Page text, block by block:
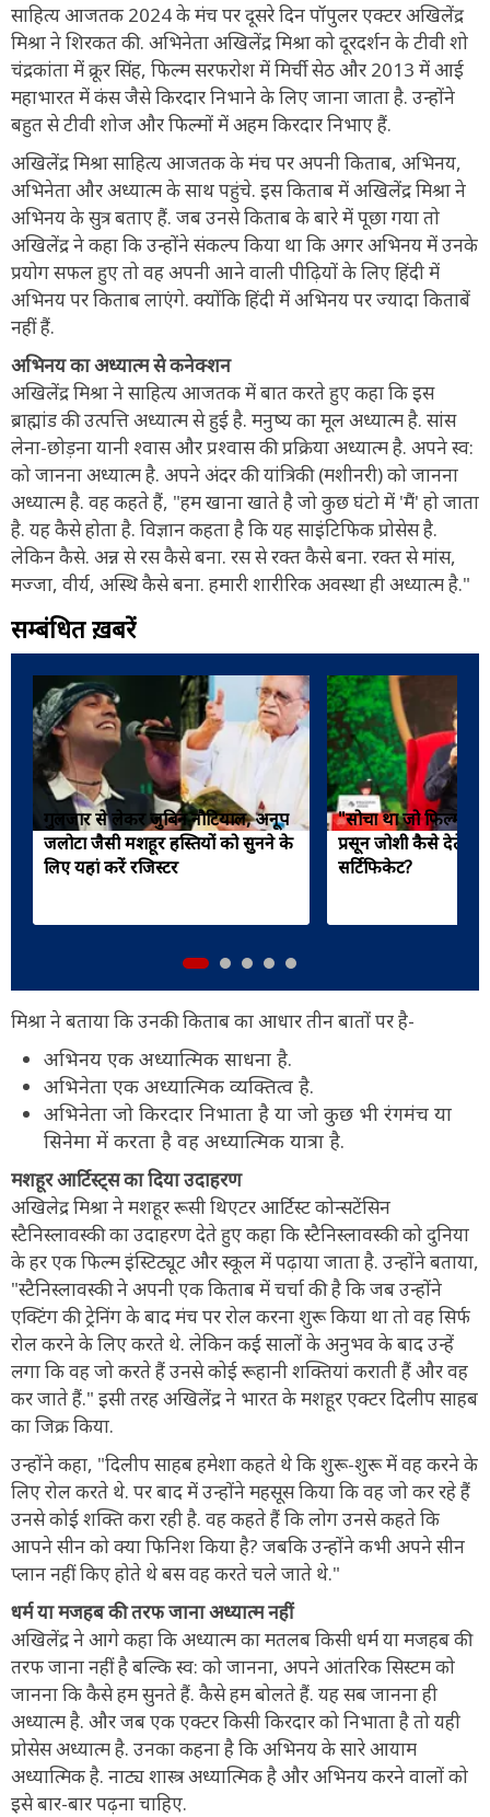
साहित्य आजतक 2024 के मंच पर दूसरे दिन पॉपुलर एक्टर अखिलेंद्र
मिश्रा ने शिरकत की. अभिनेता अखिलेंद्र मिश्रा को दूरदर्शन के टीवी शो
चंद्रकांता में क्रूर सिंह, फिल्म सरफरोश में मिर्ची सेठ और 2013 में आई
महाभारत में कंस जैसे किरदार निभाने के लिए जाना जाता है. उन्होंने
बहुत से टीवी शोज और फिल्मों में अहम किरदार निभाए हैं.
अखिलेंद्र मिश्रा साहित्य आजतक के मंच पर अपनी किताब, अभिनय,
अभिनेता और अध्यात्म के साथ पहुंचे. इस किताब में अखिलेंद्र मिश्रा ने
अभिनय के सुत्र बताए हैं. जब उनसे किताब के बारे में पूछा गया तो
अखिलेंद्र ने कहा कि उन्होंने संकल्प किया था कि अगर अभिनय में उनके
प्रयोग सफल हुए तो वह अपनी आने वाली पीढ़ियों के लिए हिंदी में
अभिनय पर किताब लाएंगे. क्योंकि हिंदी में अभिनय पर ज्यादा किताबें
नहीं हैं.
अभिनय का अध्यात्म से कनेक्शन
अखिलेंद्र मिश्रा ने साहित्य आजतक में बात करते हुए कहा कि इस
ब्राह्मांड की उत्पत्ति अध्यात्म से हुई है. मनुष्य का मूल अध्यात्म है. सांस
लेना-छोड़ना यानी श्वास और प्रश्वास की प्रक्रिया अध्यात्म है. अपने स्व:
को जानना अध्यात्म है. अपने अंदर की यांत्रिकी (मशीनरी) को जानना
अध्यात्म है. वह कहते हैं, "हम खाना खाते है जो कुछ घंटो में 'मैं' हो जाता
है. यह कैसे होता है. विज्ञान कहता है कि यह साइंटिफिक प्रोसेस है.
लेकिन कैसे. अन्न से रस कैसे बना. रस से रक्त कैसे बना. रक्त से मांस,
मज्जा, वीर्य, अस्थि कैसे बना. हमारी शारीरिक अवस्था ही अध्यात्म है."
सम्बंधित ख़बरें
गुलजार से लेकर जुबिन नौटियाल, अनूप
जलोटा जैसी मशहूर हस्तियों को सुनने के
लिए यहां करें रजिस्टर
"सोचा था जो फिल्म
प्रसून जोशी कैसे देते हैं
सर्टिफिकेट?
मिश्रा ने बताया कि उनकी किताब का आधार तीन बातों पर है-
अभिनय एक अध्यात्मिक साधना है.
अभिनेता एक अध्यात्मिक व्यक्तित्व है.
अभिनेता जो किरदार निभाता है या जो कुछ भी रंगमंच या
सिनेमा में करता है वह अध्यात्मिक यात्रा है.
मशहूर आर्टिस्ट्स का दिया उदाहरण
अखिलेद्र मिश्रा ने मशहूर रूसी थिएटर आर्टिस्ट कोन्सटेंसिन
स्टैनिस्लावस्की का उदाहरण देते हुए कहा कि स्टैनिस्लावस्की को दुनिया
के हर एक फिल्म इंस्टिट्यूट और स्कूल में पढ़ाया जाता है. उन्होंने बताया,
"स्टैनिस्लावस्की ने अपनी एक किताब में चर्चा की है कि जब उन्होंने
एक्टिंग की ट्रेनिंग के बाद मंच पर रोल करना शुरू किया था तो वह सिर्फ
रोल करने के लिए करते थे. लेकिन कई सालों के अनुभव के बाद उन्हें
लगा कि वह जो करते हैं उनसे कोई रूहानी शक्तियां कराती हैं और वह
कर जाते हैं." इसी तरह अखिलेंद्र ने भारत के मशहूर एक्टर दिलीप साहब
का जिक्र किया.
उन्होंने कहा, "दिलीप साहब हमेशा कहते थे कि शुरू-शुरू में वह करने के
लिए रोल करते थे. पर बाद में उन्होंने महसूस किया कि वह जो कर रहे हैं
उनसे कोई शक्ति करा रही है. वह कहते हैं कि लोग उनसे कहते कि
आपने सीन को क्या फिनिश किया है? जबकि उन्होंने कभी अपने सीन
प्लान नहीं किए होते थे बस वह करते चले जाते थे."
धर्म या मजहब की तरफ जाना अध्यात्म नहीं
अखिलेंद्र ने आगे कहा कि अध्यात्म का मतलब किसी धर्म या मजहब की
तरफ जाना नहीं है बल्कि स्व: को जानना, अपने आंतरिक सिस्टम को
जानना कि कैसे हम सुनते हैं. कैसे हम बोलते हैं. यह सब जानना ही
अध्यात्म है. और जब एक एक्टर किसी किरदार को निभाता है तो यही
प्रोसेस अध्यात्म है. उनका कहना है कि अभिनय के सारे आयाम
अध्यात्मिक है. नाट्य शास्त्र अध्यात्मिक है और अभिनय करने वालों को
इसे बार-बार पढ़ना चाहिए.